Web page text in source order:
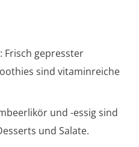
: Frisch gepresster
sind vitaminreiche
und -essig sind
und Salate.